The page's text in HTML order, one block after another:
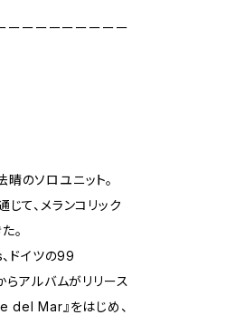
ーーーーーーーーー
のソロユニット。
て、メランコリック
。
ドイツの99
アルバムがリリース
del Mar』をはじめ、